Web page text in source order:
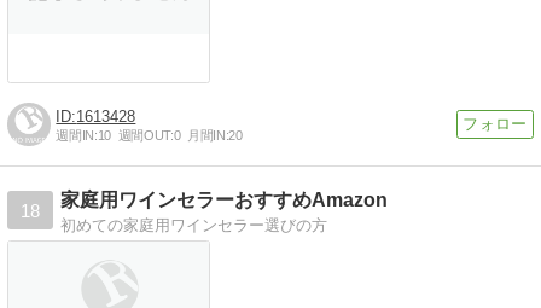
1613428
週間IN:10 週間OUT:0 月間IN:20
18
家庭用ワインセラーおすすめAmazon
初めての家庭用ワインセラー選びの方